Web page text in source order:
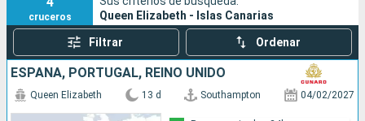
Buscar
cruceros
Queen Elizabeth - Islas Canarias
Filtrar Ordenar
ESPAÑA, PORTUGAL, REINO UNIDO
Queen Elizabeth 13 d Southampton 04/02/2027